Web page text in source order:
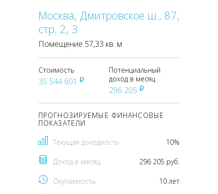
Москва, Дмитровское ш., 87,
стр. 2, 3
Помещение 57,33 кв. м
Стоимость
35 544 601 pуб
Потенциальный
доход в месяц
296 205 pуб
ПРОГНОЗИРУЕМЫЕ ФИНАНСОВЫЕ
ПОКАЗАТЕЛИ
Текущая доходность 10%
Доход в месяц 296 205 руб.
Окупаемость 10 лет